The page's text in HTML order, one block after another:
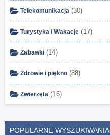
Telekomunikacja (30)
Turystyka i Wakacje (17)
Zabawki (14)
Zdrowie i piękno (88)
Zwierzęta (16)
POPULARNE WYSZUKIWANIA